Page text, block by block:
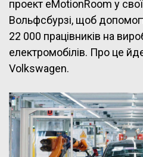
проект eMotionRoom у
Вольфсбурзі, щоб
22 000 працівників на
електромобілів. Про це
Volkswagen.